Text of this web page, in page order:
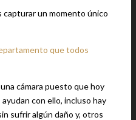
capturar un momento único
que todos
cámara puesto que hoy
con ello, incluso hay
sufrir algún daño y, otros